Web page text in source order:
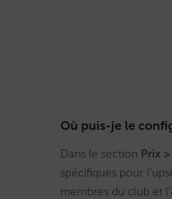
Où puis-je le
Dans le section Prix
spécifiques pour
membres du club et